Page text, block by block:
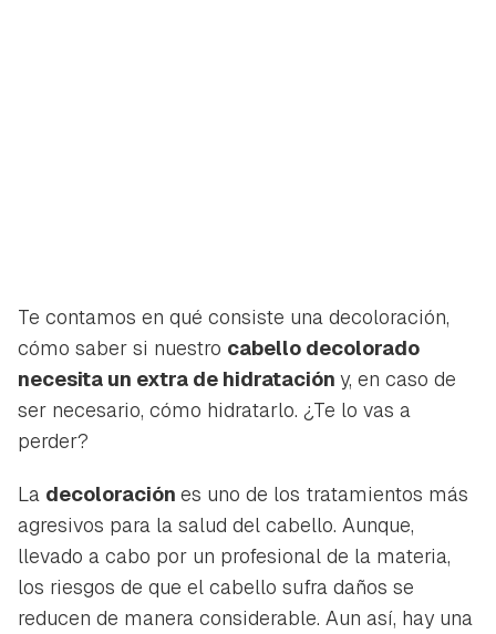
Te contamos en qué consiste una decoloración,
cómo saber si nuestro cabello decolorado
necesita un extra de hidratación y, en caso de
ser necesario, cómo hidratarlo. ¿Te lo vas a
perder?
La decoloración es uno de los tratamientos más
agresivos para la salud del cabello. Aunque,
llevado a cabo por un profesional de la materia,
los riesgos de que el cabello sufra daños se
reducen de manera considerable. Aun así, hay una